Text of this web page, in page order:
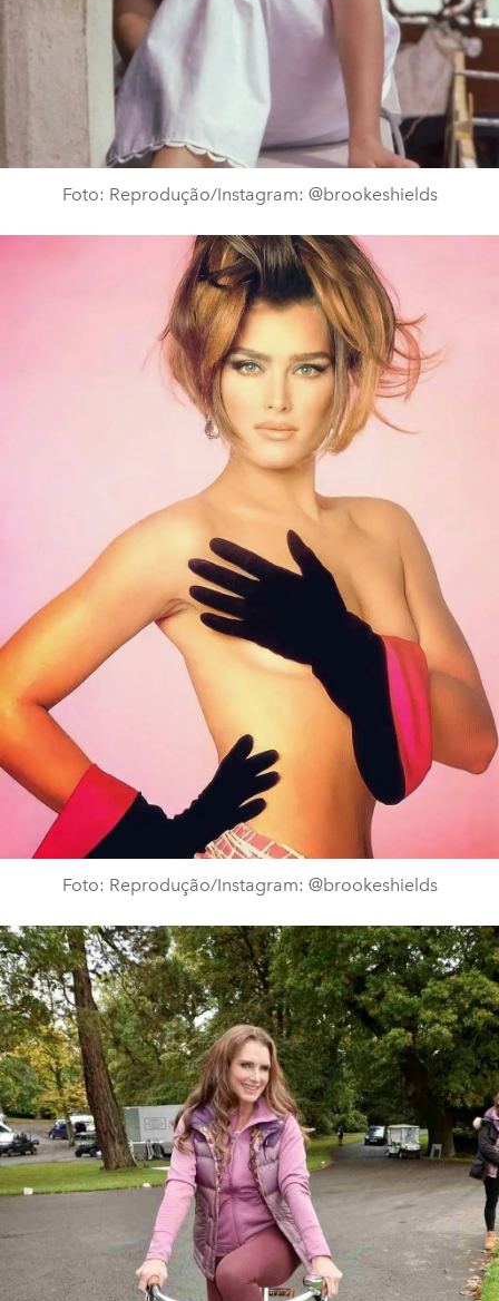
Foto: Reprodução/Instagram: @brookeshields
Foto: Reprodução/Instagram: @brookeshields